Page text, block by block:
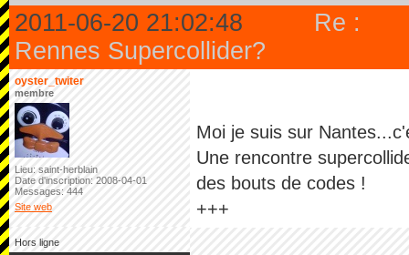
2011-06-20 21:02:48
Re :
Rennes Supercollider?
oyster_twiter
membre
Lieu: saint-herblain
Date d'inscription: 2008-04-01
Messages: 444
Site web
Moi je suis sur
Une rencontre
des bouts de codes !
+++
Hors ligne